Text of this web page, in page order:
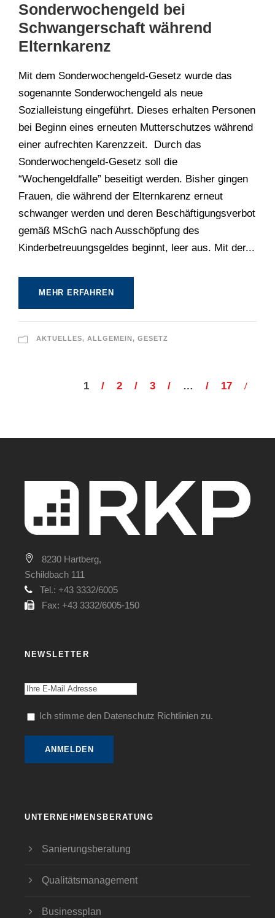
Sonderwochengeld bei
Schwangerschaft während
Elternkarenz
Mit dem Sonderwochengeld-Gesetz wurde das
sogenannte Sonderwochengeld als neue
Sozialleistung eingeführt. Dieses erhalten Personen
bei Beginn eines erneuten Mutterschutzes während
einer aufrechten Karenzzeit. Durch das
Sonderwochengeld-Gesetz soll die
“Wochengeldfalle” beseitigt werden. Bisher gingen
Frauen, die während der Elternkarenz erneut
schwanger werden und deren Beschäftigungsverbot
gemäß MSchG nach Ausschöpfung des
Kinderbetreuungsgeldes beginnt, leer aus. Mit der...
MEHR ERFAHREN
AKTUELLES, ALLGEMEIN, GESETZ
1 2 3 … 17
8230 Hartberg,
Schildbach 111
Tel.: +43 3332/6005
Fax: +43 3332/6005-150
NEWSLETTER
Ich stimme den Datenschutz Richtlinien zu.
UNTERNEHMENSBERATUNG
Sanierungsberatung
Qualitätsmanagement
Businessplan